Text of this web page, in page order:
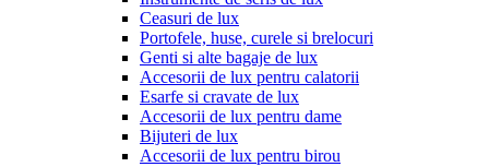
Ceasuri de lux
Portofele, huse, curele si brelocuri
Genti si alte bagaje de lux
Accesorii de lux pentru calatorii
Esarfe si cravate de lux
Accesorii de lux pentru dame
Bijuteri de lux
Accesorii de lux pentru birou